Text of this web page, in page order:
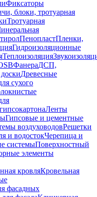
Фиксаторы
блоки, тротуарная
Тротуарная
ПенопластПленки,
Гидроизоляционные
Теплоизоляция
ФанераДСП,
Древесные
сухого
Ленты
Гипсовые и цементные
воздуховодовРешетки
и водостокЧерепица и
системыПоверхностный
элементы
кровляКровельная
фасадных